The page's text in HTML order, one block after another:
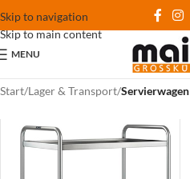
Skip to navigation
Skip to main content
MENU
Start/Lager & Transport/Servierwagen